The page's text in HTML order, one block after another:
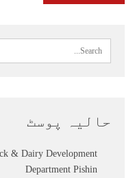
حالیہ پوسٹ
& Dairy Development
Department Pishin